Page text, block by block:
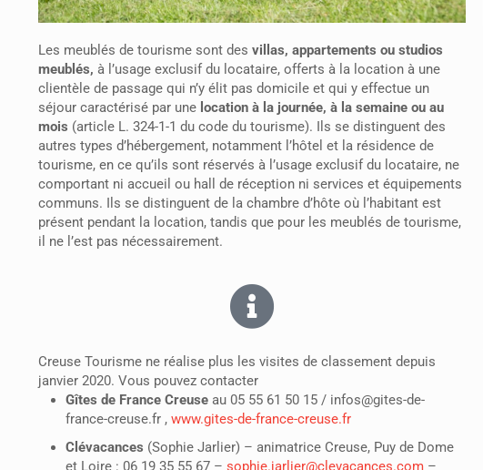
Les meublés de tourisme sont des villas, appartements ou studios
meublés, à l’usage exclusif du locataire, offerts à la location à une
clientèle de passage qui n’y élit pas domicile et qui y effectue un
séjour caractérisé par une location à la journée, à la semaine ou au
mois (article L. 324-1-1 du code du tourisme). Ils se distinguent des
autres types d’hébergement, notamment l’hôtel et la résidence de
tourisme, en ce qu’ils sont réservés à l’usage exclusif du locataire, ne
comportant ni accueil ou hall de réception ni services et équipements
communs. Ils se distinguent de la chambre d’hôte où l’habitant est
présent pendant la location, tandis que pour les meublés de tourisme,
il ne l’est pas nécessairement.
Creuse Tourisme ne réalise plus les visites de classement depuis
janvier 2020. Vous pouvez contacter
Gîtes de France Creuse au 05 55 61 50 15 / infos@gites-de-
france-creuse.fr , www.gites-de-france-creuse.fr
Clévacances (Sophie Jarlier) – animatrice Creuse, Puy de Dome
et Loire : 06 19 35 55 67 – sophie.jarlier@clevacances.com –